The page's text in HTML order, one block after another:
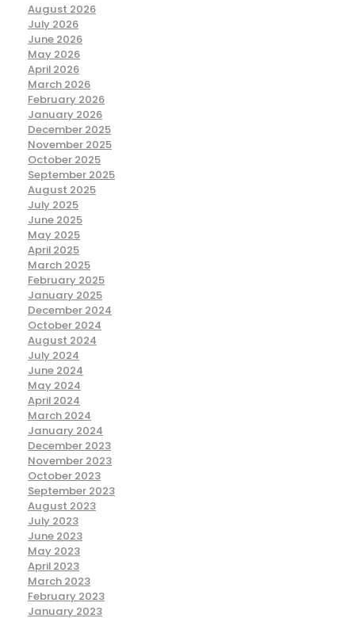
August 2026
July 2026
June 2026
May 2026
April 2026
March 2026
February 2026
January 2026
December 2025
November 2025
October 2025
September 2025
August 2025
July 2025
June 2025
May 2025
April 2025
March 2025
February 2025
January 2025
December 2024
October 2024
August 2024
July 2024
June 2024
May 2024
April 2024
March 2024
January 2024
December 2023
November 2023
October 2023
September 2023
August 2023
July 2023
June 2023
May 2023
April 2023
March 2023
February 2023
January 2023